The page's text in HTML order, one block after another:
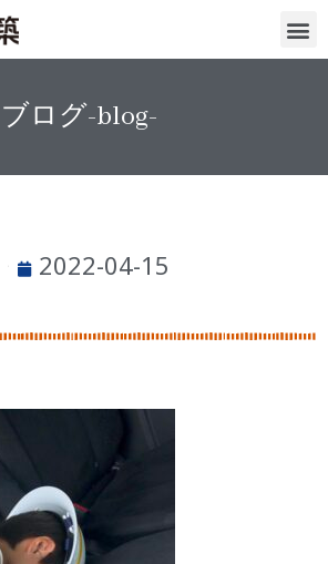
ブログ-blog-
2022-04-15